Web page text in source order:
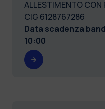
ALLESTIMENTO CON
CIG 6128767286
Data scadenza
10:00